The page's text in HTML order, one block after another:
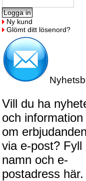
Ny kund
Glömt ditt lösenord?
Vill du ha
och information
om erbjudanden
via e-post? Fyll
namn och e-
postadress här.